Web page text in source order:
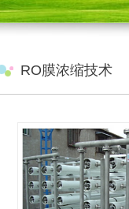
RO膜浓缩技术